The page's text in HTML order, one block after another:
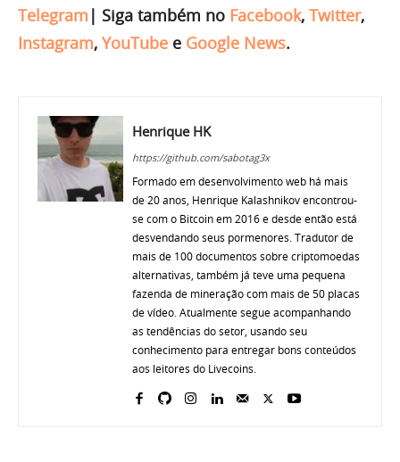
Telegram | Siga também no Facebook, Twitter,
Instagram, YouTube e Google News.
Henrique HK
https://github.com/sabotag3x
Formado em desenvolvimento web há mais
de 20 anos, Henrique Kalashnikov encontrou-
se com o Bitcoin em 2016 e desde então está
desvendando seus pormenores. Tradutor de
mais de 100 documentos sobre criptomoedas
alternativas, também já teve uma pequena
fazenda de mineração com mais de 50 placas
de vídeo. Atualmente segue acompanhando
as tendências do setor, usando seu
conhecimento para entregar bons conteúdos
aos leitores do Livecoins.